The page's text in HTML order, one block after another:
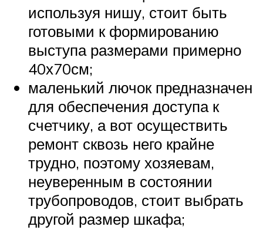
используя нишу, стоит быть
готовыми к формированию
выступа размерами примерно
40х70см;
маленький лючок предназначен
для обеспечения доступа к
счетчику, а вот осуществить
ремонт сквозь него крайне
трудно, поэтому хозяевам,
неуверенным в состоянии
трубопроводов, стоит выбрать
другой размер шкафа;